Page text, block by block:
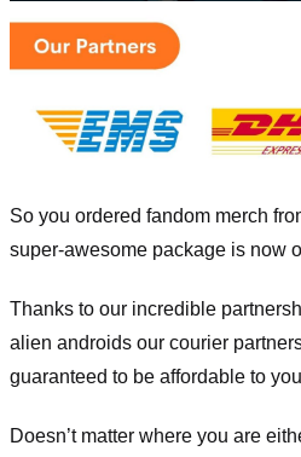
So you ordered fandom merch
super-awesome package is now
Thanks to our incredible
alien androids our courier
guaranteed to be affordable to
Doesn’t matter where you are